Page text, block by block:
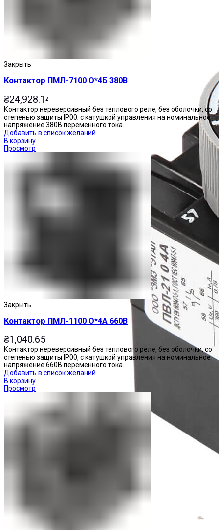
Закрыть
Контактор ПМЛ-7100 О*4Б 380В
₴24,928.14
Контактор нереверсивный без теплового реле, без оболочки, со
степенью защиты IP00, с катушкой управления на номинальное
напряжение 380В переменного тока.
Добавить в список желаний
В корзину
Просмотр
Закрыть
Контактор ПМЛ-1100 О*4А 660В
₴1,040.65
Контактор нереверсивный без теплового реле, без оболочки, со
степенью защиты IP00, с катушкой управления на номинальное
напряжение 660В переменного тока.
Добавить в список желаний
В корзину
Просмотр